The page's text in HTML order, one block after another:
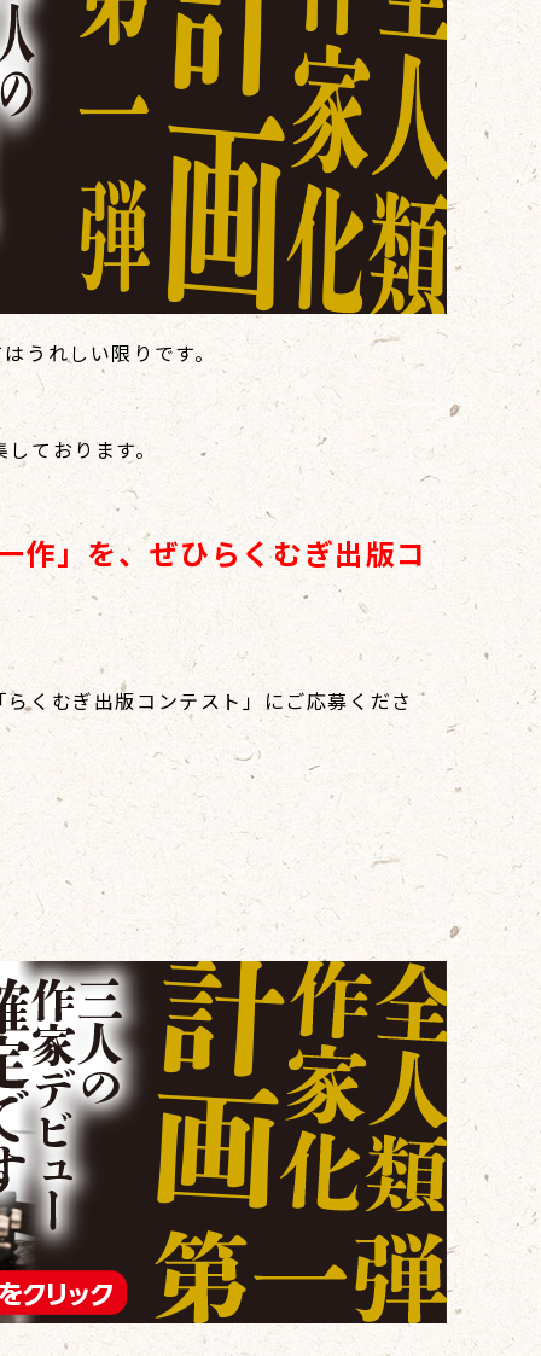
うれしい限りです。
ております。
作」を、ぜひらくむぎ出版コ
くむぎ出版コンテスト」にご応募くださ